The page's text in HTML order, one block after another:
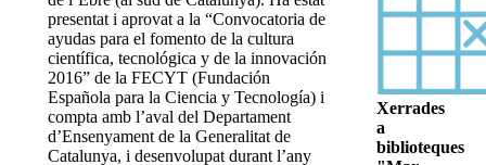
presentat i aprovat a la “Convocatoria de
ayudas para el fomento de la cultura
científica, tecnológica y de la innovación
2016” de la FECYT (Fundación
Española para la Ciencia y Tecnología) i
compta amb l’aval del Departament
d’Ensenyament de la Generalitat de
Catalunya, i desenvolupat durant l’any
Xerrades
a
biblioteques